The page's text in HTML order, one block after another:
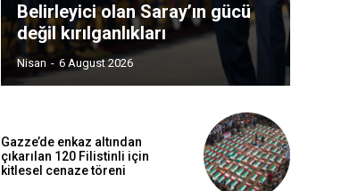
Belirleyici olan Saray’ın gücü
değil kırılganlıkları
Nisan - 6 August 2026
Gazze’de enkaz altından
çıkarılan 120 Filistinli için
kitlesel cenaze töreni